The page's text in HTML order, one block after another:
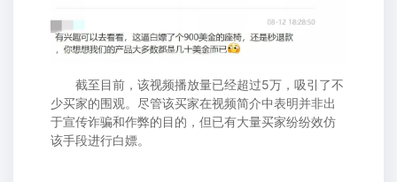
截至目前，该视频播放量已经超过5万，吸引了不
少买家的围观。尽管该买家在视频简介中表明并非出
于宣传诈骗和作弊的目的，但已有大量买家纷纷效仿
该手段进行白嫖。